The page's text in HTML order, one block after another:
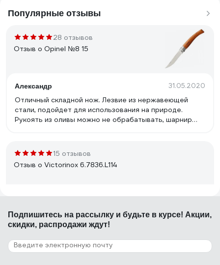
Популярные отзывы
28 отзывов
Отзыв о Opinel №8 15
Александр 31.05.2020
Отличный складной нож. Лезвие из нержавеющей
стали, подойдет для использования на природе.
Рукоять из оливы можно не обрабатывать, шарнир
15 отзывов
Отзыв о Victorinox 6.7836.L114
Острый
7 отзывов
Подпишитесь на рассылку и будьте в курсе! Акции,
скидки, распродажи ждут!